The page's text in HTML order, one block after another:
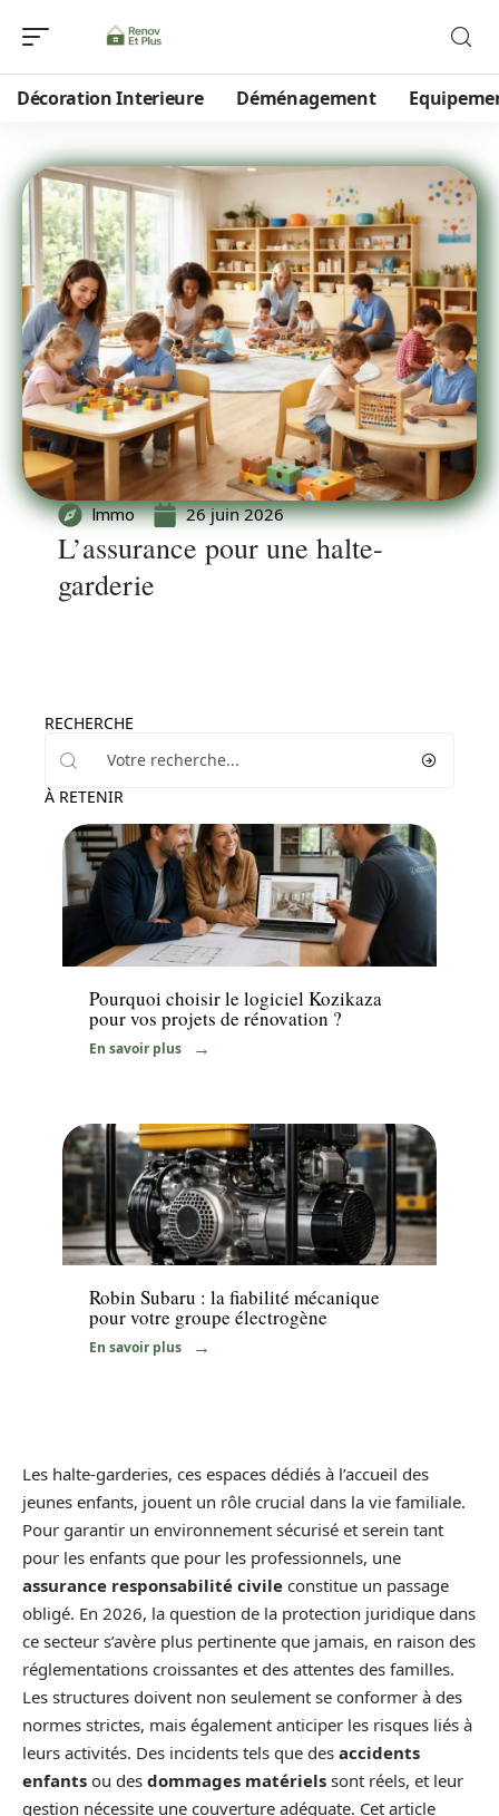
Décoration Interieure Déménagement
Immo 26 juin 2026
L’assurance pour une halte-
garderie
RECHERCHE
À RETENIR
Travaux
Pourquoi choisir le logiciel Kozikaza
pour vos projets de rénovation ?
En savoir plus
News
Robin Subaru : la fiabilité mécanique
pour votre groupe électrogène
En savoir plus
Les halte-garderies, ces espaces dédiés à l’accueil des
jeunes enfants, jouent un rôle crucial dans la vie familiale.
Pour garantir un environnement sécurisé et serein tant
pour les enfants que pour les professionnels, une
assurance responsabilité civile constitue un passage
obligé. En 2026, la question de la protection juridique dans
ce secteur s’avère plus pertinente que jamais, en raison des
réglementations croissantes et des attentes des familles.
Les structures doivent non seulement se conformer à des
normes strictes, mais également anticiper les risques liés à
leurs activités. Des incidents tels que des accidents
enfants ou des dommages matériels sont réels, et leur
gestion nécessite une couverture adéquate. Cet article